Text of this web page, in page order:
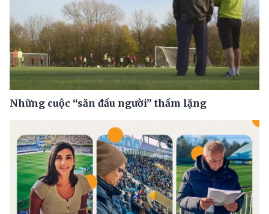
Những cuộc “săn đầu người” thầm lặng